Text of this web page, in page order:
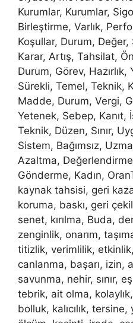
Kurumlar, Kurumlar,
Birleştirme, Varlık,
Koşullar, Durum,
Karar, Artış, Tahsilat,
Durum, Görev,
Sürekli, Temel, Teknik,
Madde, Durum, Vergi,
Yetenek, Sebep, Kanıt,
Teknik, Düzen, Sınır,
Sistem, Bağımsız,
Azaltma,
Gönderme, Kadın,
kaynak tahsisi, geri
koruma, baskı, geri
senet, kırılma, Buda,
zenginlik, onarım,
titizlik, verimlilik,
canlanma, başarı, izin,
savunma, nehir, sınır,
tebrik, ait olma,
bolluk, kalıcılık,